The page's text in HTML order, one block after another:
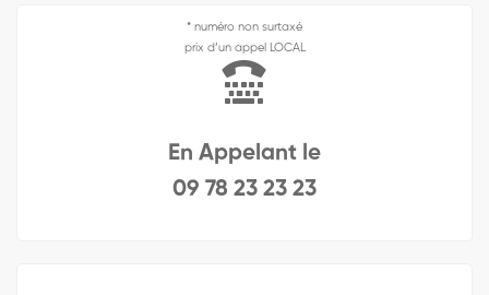
* numéro non surtaxé
prix d’un appel LOCAL
En Appelant le
09 78 23 23 23